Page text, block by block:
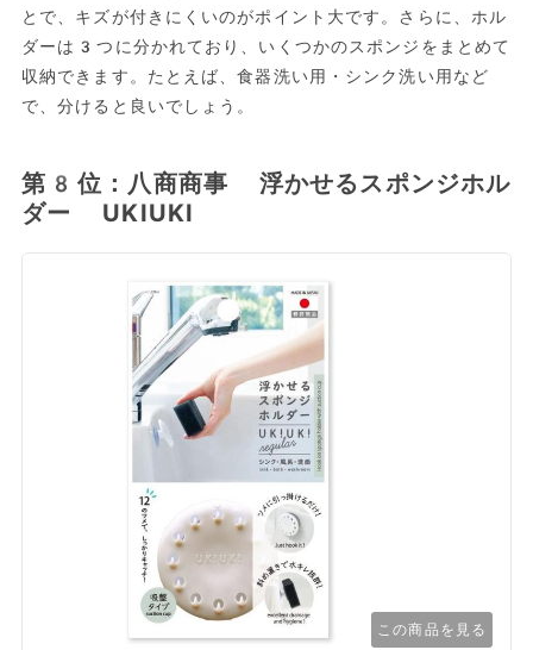
とで、キズが付きにくいのがポイント大です。さらに、ホル
ダーは3つに分かれており、いくつかのスポンジをまとめて
収納できます。たとえば、食器洗い用・シンク洗い用など
で、分けると良いでしょう。
第8位：八商商事 浮かせるスポンジホル
ダー UKIUKI
この商品を見る